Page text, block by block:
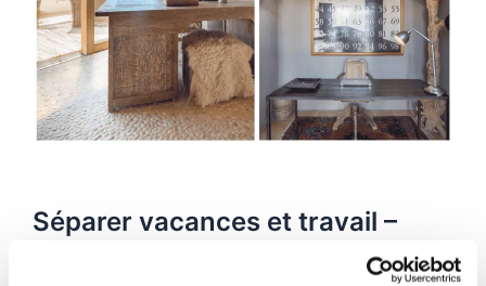
Séparer vacances et travail –
Travailler dans un espace de co-